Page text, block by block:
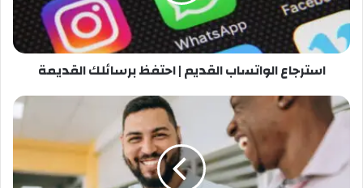
استرجاع الواتساب القديم | احتفظ برسائلك القديمة